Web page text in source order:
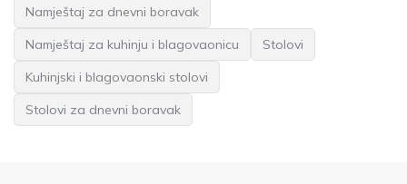
Namještaj za dnevni boravak
Namještaj za kuhinju i blagovaonicu
Stolovi
Kuhinjski i blagovaonski stolovi
Stolovi za dnevni boravak